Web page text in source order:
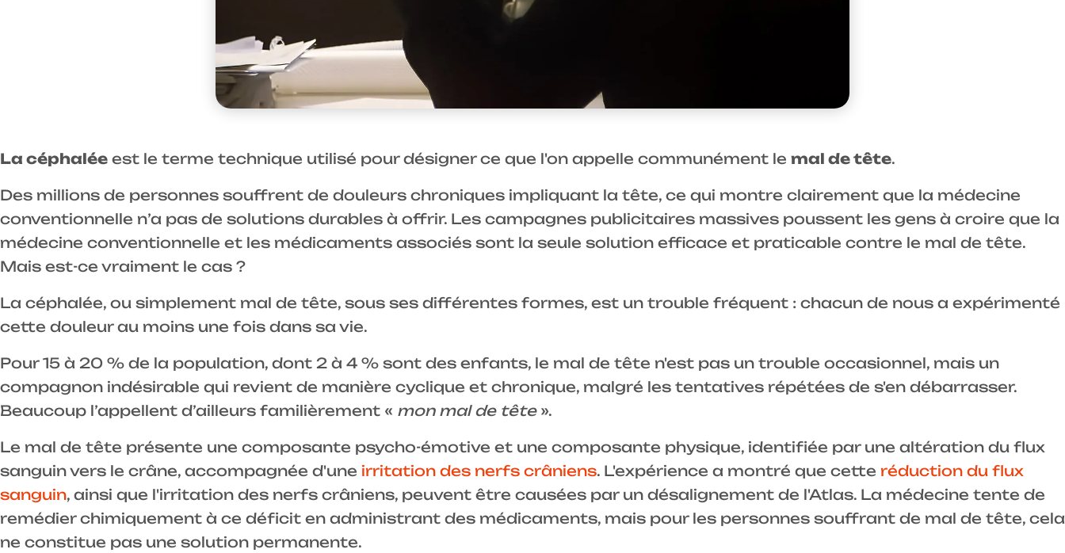
La céphalée est le terme technique utilisé pour désigner ce que l'on appelle communément le mal de tête.
Des millions de personnes souffrent de douleurs chroniques impliquant la tête, ce qui montre clairement que la médecine
conventionnelle n’a pas de solutions durables à offrir. Les campagnes publicitaires massives poussent les gens à croire que la
médecine conventionnelle et les médicaments associés sont la seule solution efficace et praticable contre le mal de tête.
Mais est-ce vraiment le cas ?
La céphalée, ou simplement mal de tête, sous ses différentes formes, est un trouble fréquent : chacun de nous a expérimenté
cette douleur au moins une fois dans sa vie.
Pour 15 à 20 % de la population, dont 2 à 4 % sont des enfants, le mal de tête n'est pas un trouble occasionnel, mais un
compagnon indésirable qui revient de manière cyclique et chronique, malgré les tentatives répétées de s'en débarrasser.
Beaucoup l’appellent d’ailleurs familièrement « mon mal de tête».
Le mal de tête présente une composante psycho-émotive et une composante physique, identifiée par une altération du flux
sanguin vers le crâne, accompagnée d'une irritation des nerfs crâniens. L'expérience a montré que cette réduction du flux
sanguin, ainsi que l'irritation des nerfs crâniens, peuvent être causées par un désalignement de l'Atlas. La médecine tente de
remédier chimiquement à ce déficit en administrant des médicaments, mais pour les personnes souffrant de mal de tête, cela
ne constitue pas une solution permanente.